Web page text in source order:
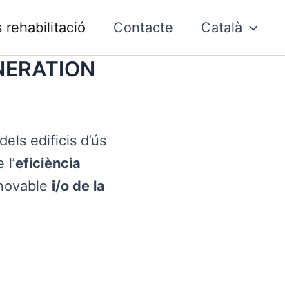
rehabilitació Contacte Català
dels edificis d’ús
l’eficiència
i/o de la